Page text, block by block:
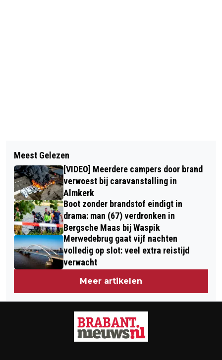
FIETSSTER GEWOND BIJ BOTSING
MET BESTELBUS IN OISTERWIJK
NAC WEET MET 3-0 TE WINNEN VAN
TOP OSS EN STELT PLAY-OFFS ZO
GOED ALS VEILIG
Meest Gelezen
[VIDEO] Meerdere campers door brand
verwoest bij caravanstalling in
Almkerk
Boot zonder brandstof eindigt in
drama: man (67) verdronken in
Bergsche Maas bij Waspik
Merwedebrug gaat vijf nachten
volledig op slot: veel extra reistijd
verwacht
Meer artikelen